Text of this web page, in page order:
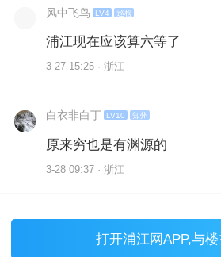
风中飞鸟 LV4 巡检
浦江现在应该算六等了
3-27 15:25 · 浙江
白衣非白丁 LV10 知州
原来穷也是有渊源的
3-28 09:37 · 浙江
打开浦江网APP,与楼